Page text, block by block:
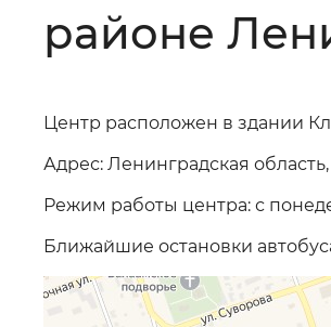
Цвет сайта
Изображения:
Звуковой ассистент:
районе
Центр расположен в здании
Адрес: Ленинградская
Режим работы центра: с
Ближайшие остановки